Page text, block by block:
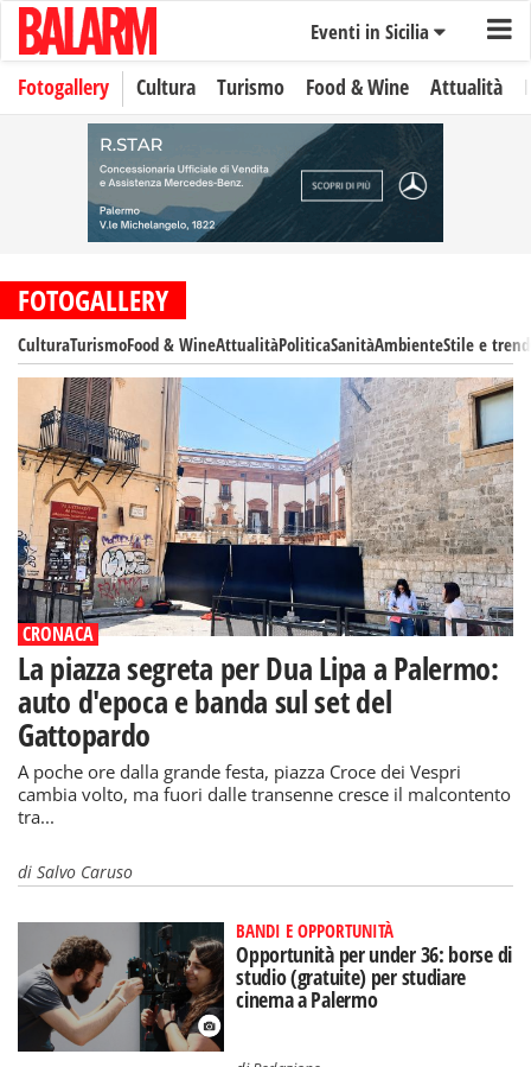
Eventi in Sicilia
Fotogallery Cultura Turismo Food & Wine Attualità
FOTOGALLERY
CulturaTurismoFood & WineAttualitàPoliticaSanitàAmbienteStile e trend
CRONACA
La piazza segreta per Dua Lipa a Palermo:
auto d'epoca e banda sul set del
Gattopardo
A poche ore dalla grande festa, piazza Croce dei Vespri
cambia volto, ma fuori dalle transenne cresce il malcontento
tra...
di Salvo Caruso
BANDI E OPPORTUNITÀ
Opportunità per under 36: borse di
studio (gratuite) per studiare
cinema a Palermo